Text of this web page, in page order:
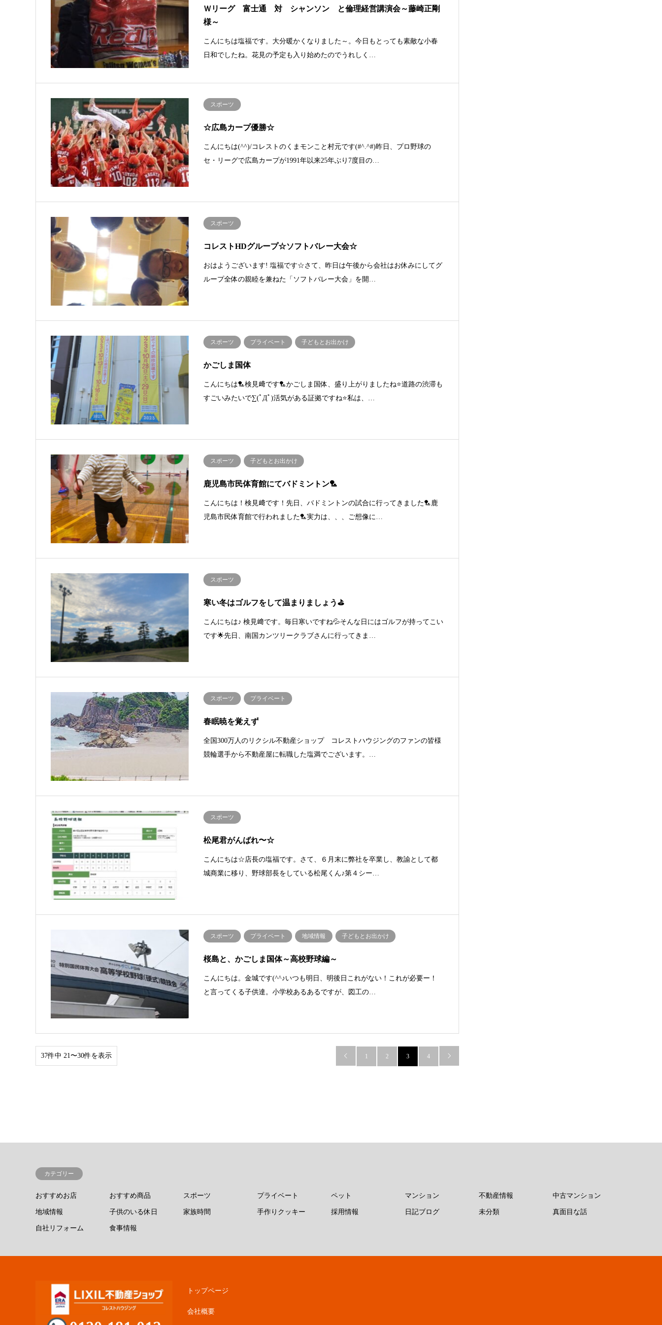
Ｗリーグ 富士通 対 シャンソン と倫理経営講演会～藤崎正剛
様～
こんにちは塩福です。大分暖かくなりました～。今日もとっても素敵な小春
日和でしたね。花見の予定も入り始めたのでうれしく…
スポーツ
☆広島カープ優勝☆
こんにちは(^^)/コレストのくまモンこと村元です(#^.^#)昨日、プロ野球の
セ・リーグで広島カープが1991年以来25年ぶり7度目の…
スポーツ
コレストHDグループ☆ソフトバレー大会☆
おはようございます! 塩福です☆さて、昨日は午後から会社はお休みにしてグ
ループ全体の親睦を兼ねた「ソフトバレー大会」を開…
スポーツ プライベート 子どもとお出かけ
かごしま国体
こんにちは🏸検見﨑です🏸かごしま国体、盛り上がりましたね⭐️道路の渋滞も
すごいみたいで∑(ﾟДﾟ)活気がある証拠ですね⭐️私は、…
スポーツ 子どもとお出かけ
鹿児島市民体育館にてバドミントン🏸
こんにちは！検見﨑です！先日、バドミントンの試合に行ってきました🏸鹿
児島市民体育館で行われました🏸実力は、、、ご想像に…
スポーツ
寒い冬はゴルフをして温まりましょう⛳️
こんにちは♪ 検見﨑です。毎日寒いですね💦そんな日にはゴルフが持ってこい
です🌟先日、南国カンツリークラブさんに行ってきま…
スポーツ プライベート
春眠暁を覚えず
全国300万人のリクシル不動産ショップ コレストハウジングのファンの皆様
競輪選手から不動産屋に転職した塩満でございます。…
スポーツ
松尾君がんばれ〜☆
こんにちは☆店長の塩福です。さて、６月末に弊社を卒業し、教諭として都
城商業に移り、野球部長をしている松尾くん♪第４シー…
スポーツ プライベート 地域情報 子どもとお出かけ
桜島と、かごしま国体～高校野球編～
こんにちは。金城です(^^♪いつも明日、明後日これがない！これが必要ー！
と言ってくる子供達。小学校あるあるですが、図工の…
37件中 21〜30件を表示  1 2 3 4 
カテゴリー
おすすめお店 おすすめ商品 スポーツ プライベート ペット マンション 不動産情報 中古マンション
地域情報 子供のいる休日 家族時間 手作りクッキー 採用情報 日記ブログ 未分類 真面目な話
自社リフォーム 食事情報
トップページ
会社概要